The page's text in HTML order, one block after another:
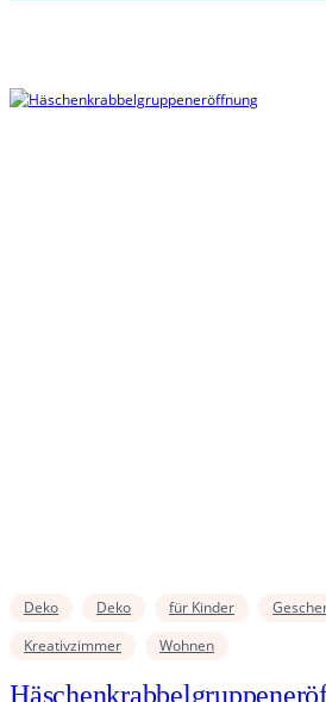
Deko Deko für Kinder
Kreativzimmer
Wohnen